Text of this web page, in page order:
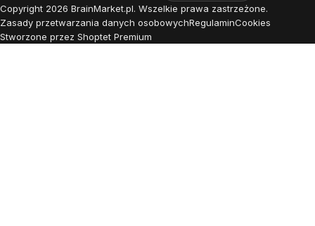
Copyright 2026 BrainMarket.pl. Wszelkie prawa zastrzeżone.
Zasady przetwarzania danych osobowychRegulaminCookies
Stworzone przez Shoptet Premium